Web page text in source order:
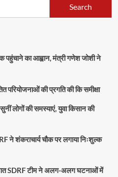
Search
का आह्वान, मंत्री गणेश जोशी ने
परियोजनाओं की प्रगति की कि समीक्षा
लोगों की समस्याएं, युवा किसान की
ने शंकराचार्य चौक पर लगाया निःशुल्क
SDRF टीम ने अलग-अलग घटनाओं में